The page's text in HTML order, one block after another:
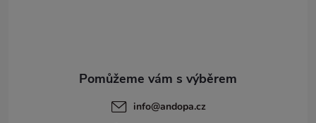
info@andopa.cz